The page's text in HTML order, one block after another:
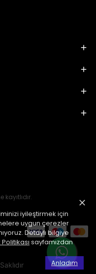
iyileştirmek için
uygun çerezler
Detaylı bilgiye
sayfamızdan
Anladım
kayıtlıdır.